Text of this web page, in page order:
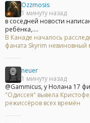
Ozzmosis
1 минуту назад
в соседней новости
ребёнка,....
В Канаде началось
фаната Skyrim
neuer
1 минуту назад
@Gammicus, у Нолана 17
"Одиссея" вывела
режиссёров всех времён